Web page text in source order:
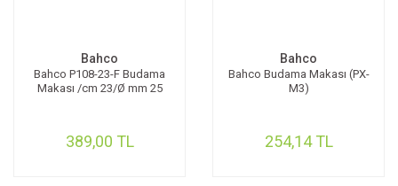
Bahco
Bahco P108-23-F Budama
Makası /cm 23/Ø mm 25
389,00 TL
Bahco
Bahco Budama Makası (PX-
M3)
254,14 TL